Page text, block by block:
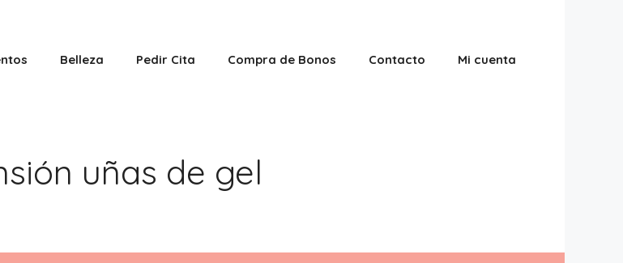
Belleza Pedir Cita Compra de Bonos Contacto Mi cuenta
uñas de gel